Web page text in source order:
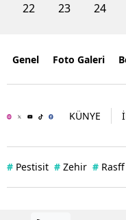
22
23 24
Genel Foto Galeri
KÜNYE
# Pestisit # Zehir # Rasff